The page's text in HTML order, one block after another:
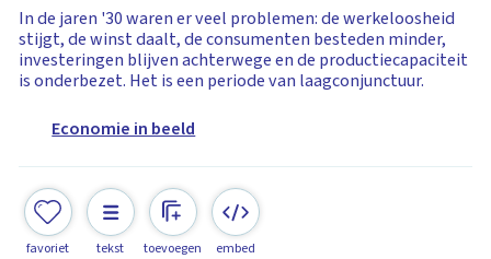
In de jaren '30 waren er veel problemen: de werkeloosheid
stijgt, de winst daalt, de consumenten besteden minder,
investeringen blijven achterwege en de productiecapaciteit
is onderbezet. Het is een periode van laagconjunctuur.
Economie in beeld
favoriet tekst toevoegen embed